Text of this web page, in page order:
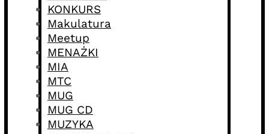
KONKURS
Makulatura
Meetup
MENAŻKI
MIA
MTC
MUG
MUG CD
MUZYKA